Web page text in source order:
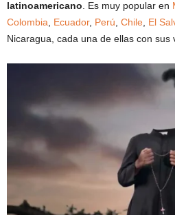
latinoamericano . Es muy popular en
Colombia
Ecuador, Perú Chile El
Nicaragua, cada una de ellas con sus